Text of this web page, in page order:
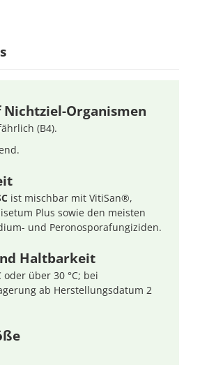
Nichtziel-Organismen
(B4).
ist mischbar mit VitiSan®,
Plus sowie den meisten
und Peronosporafungiziden.
Haltbarkeit
oder über 30 °C; bei
ab Herstellungsdatum 2